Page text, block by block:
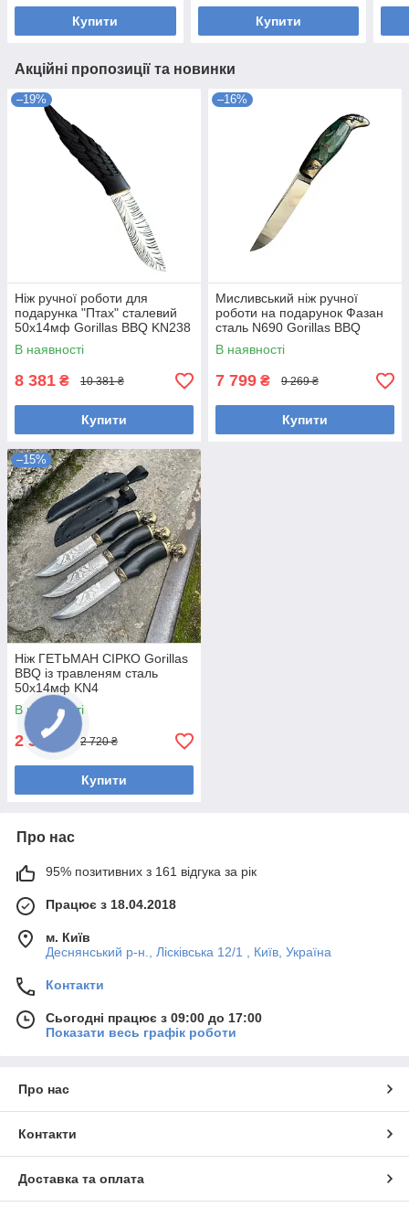
Купити Купити
Акційні пропозиції та новинки
–19%
Ніж ручної роботи для
подарунка "Птах" сталевий
50х14мф Gorillas BBQ KN238
В наявності
8 381 ₴ 10 381 ₴
Купити
–16%
Мисливський ніж ручної
роботи на подарунок Фазан
сталь N690 Gorillas BBQ
(KN260)
В наявності
7 799 ₴ 9 269 ₴
Купити
–15%
Ніж ГЕТЬМАН СІРКО Gorillas
BBQ із травленям сталь
50х14мф KN4
В наявності
2 305 2 720 ₴
Купити
Про нас
95% позитивних з 161 відгука за рік
Працює з 18.04.2018
м. Київ
Деснянський р-н., Лісківська 12/1 , Київ, Україна
Контакти
Сьогодні працює з 09:00 до 17:00
Показати весь графік роботи
Про нас
Контакти
Доставка та оплата